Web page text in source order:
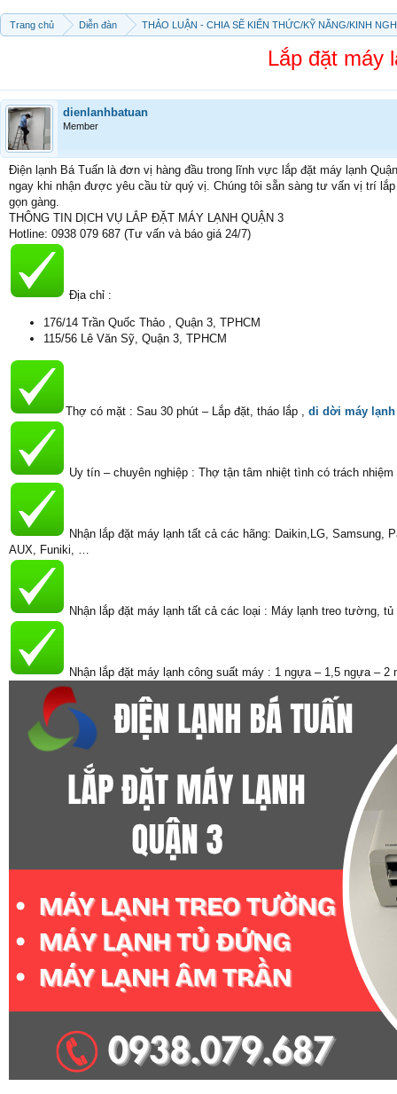
Trang chủ Diễn đàn THẢO LUẬN - CHIA SẼ KIẾN THỨC/KỸ NĂNG/KINH
Lắp đặt máy
dienlanhbatuan
Member
Điện lạnh Bá Tuấn là đơn vị hàng đầu trong lĩnh vực lắp đặt máy lạnh
ngay khi nhận được yêu cầu từ quý vị. Chúng tôi sẵn sàng tư vấn vị trí
gọn gàng.
THÔNG TIN DỊCH VỤ LẮP ĐẶT MÁY LẠNH QUẬN 3
Hotline: 0938 079 687 (Tư vấn và báo giá 24/7)
Địa chỉ :
176/14 Trần Quốc Thảo , Quận 3, TPHCM
115/56 Lê Văn Sỹ, Quận 3, TPHCM
Thợ có mặt : Sau 30 phút – Lắp đặt, tháo lắp , di dời máy lạnh
Uy tín – chuyên nghiệp : Thợ tận tâm nhiệt tình có trách
Nhận lắp đặt máy lạnh tất cả các hãng: Daikin,LG, Samsung,
AUX, Funiki, …
Nhận lắp đặt máy lạnh tất cả các loại : Máy lạnh treo tường,
Nhận lắp đặt máy lạnh công suất máy : 1 ngựa – 1,5 ngựa –